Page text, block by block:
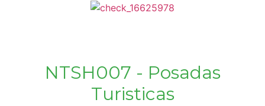
NTSH007 - Posadas
Turisticas